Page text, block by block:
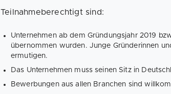
Teilnahmeberechtigt sind:
Unternehmen ab dem Gründungsjahr 2019
übernommen wurden. Junge Gründerinnen
ermutigen.
Das Unternehmen muss seinen Sitz in
Bewerbungen aus allen Branchen sind